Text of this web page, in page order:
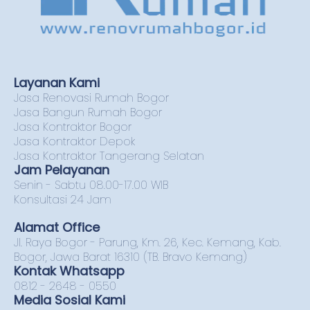
Layanan Kami
Jasa Renovasi Rumah Bogor
Jasa Bangun Rumah Bogor
Jasa Kontraktor Bogor
Jasa Kontraktor Depok
Jasa Kontraktor Tangerang Selatan
Jam Pelayanan
Senin - Sabtu 08.00-17.00 WIB
Konsultasi 24 Jam
Alamat Office
Jl. Raya Bogor - Parung, Km. 26, Kec. Kemang, Kab.
Bogor, Jawa Barat 16310 (TB. Bravo Kemang)
Kontak Whatsapp
0812 - 2648 - 0550
Media Sosial Kami